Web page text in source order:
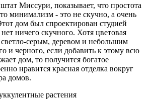
Миссури, показывает, что простота
минимализм - это не скучно, а очень
дом был спроектирован студией
ничего скучного. Хотя цветовая
серым, деревом и небольшим
и черного, если добавить к этому всю
дом, то получится богатое
нравится красная отделка вокруг
домов.